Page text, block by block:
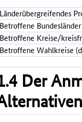
Länderübergreifendes
Betroffene Bundesländer
Betroffene Kreise/
Betroffene Wahlkreise
Der